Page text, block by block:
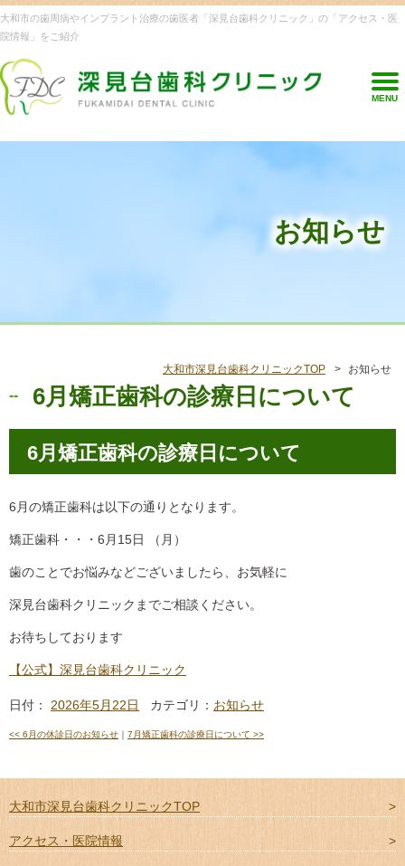
大和市の歯周病やインプラント治療の歯医者「深見台歯科クリニック」の「アクセス・医
院情報」をご紹介
MENU
お知らせ
大和市深見台歯科クリニックTOP お知らせ
6月矯正歯科の診療日について
6月矯正歯科の診療日について
6月の矯正歯科は以下の通りとなります。
矯正歯科・・・6月15日 （月）
歯のことでお悩みなどございましたら、お気軽に
深見台歯科クリニックまでご相談ください。
お待ちしております
【公式】深見台歯科クリニック
日付： 2026年5月22日 カテゴリ： お知らせ
<< 6月の休診日のお知らせ ｜ 7月矯正歯科の診療日について >>
大和市深見台歯科クリニックTOP
アクセス・医院情報